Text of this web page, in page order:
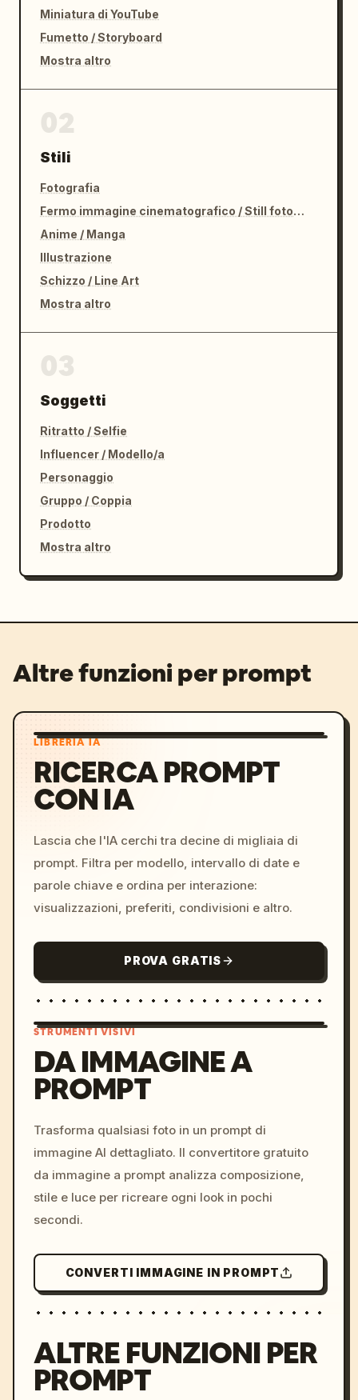
Miniatura di YouTube
Fumetto / Storyboard
Mostra altro
Stili
Fotografia
Fermo immagine cinematografico / Still fotografico
Anime / Manga
Illustrazione
Schizzo / Line Art
Mostra altro
Soggetti
Ritratto / Selfie
Influencer / Modello/a
Personaggio
Gruppo / Coppia
Prodotto
Mostra altro
Altre funzioni per prompt
LIBRERIA IA
RICERCA PROMPT
CON IA
Lascia che l'IA cerchi tra decine di migliaia di
prompt. Filtra per modello, intervallo di date e
parole chiave e ordina per interazione:
visualizzazioni, preferiti, condivisioni e altro.
PROVA GRATIS
colors, 8k --v 6.0
STRUMENTI VISIVI
DA IMMAGINE A
PROMPT
Trasforma qualsiasi foto in un prompt di
immagine AI dettagliato. Il convertitore gratuito
da immagine a prompt analizza composizione,
stile e luce per ricreare ogni look in pochi
secondi.
CONVERTI IMMAGINE IN PROMPT
ALTRE FUNZIONI PER
PROMPT